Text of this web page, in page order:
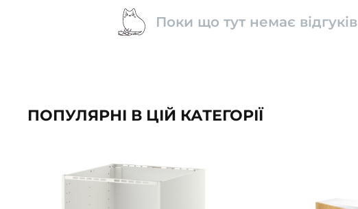
Поки що тут немає відгуків
ПОПУЛЯРНІ В ЦІЙ КАТЕГОРІЇ